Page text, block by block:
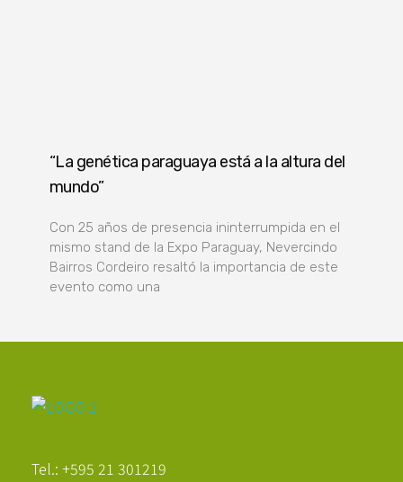
“La genética paraguaya está a la altura del
mundo”
Con 25 años de presencia ininterrumpida en el
mismo stand de la Expo Paraguay, Nevercindo
Bairros Cordeiro resaltó la importancia de este
evento como una
Tel.: +595 21 301219